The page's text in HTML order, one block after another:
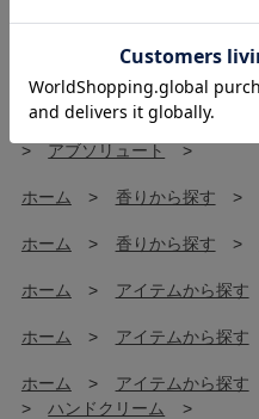
IMPORT >
>
アブソリュート >
ホーム > 香りから探す >
ホーム > 香りから探す >
ホーム > アイテムから探す
ホーム > アイテムから探す
ホーム > アイテムから探す
>
ハンドクリーム >